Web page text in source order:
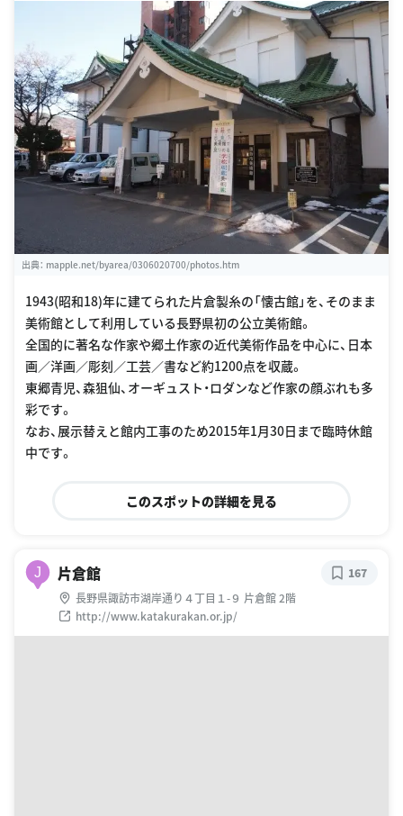
出典： mapple.net/byarea/0306020700/photos.htm
1943(昭和18)年に建てられた片倉製糸の「懐古館」を、そのまま
美術館として利用している長野県初の公立美術館。
全国的に著名な作家や郷土作家の近代美術作品を中心に、日本
画／洋画／彫刻／工芸／書など約1200点を収蔵。
東郷青児、森狙仙、オーギュスト・ロダンなど作家の顔ぶれも多
彩です。
なお、展示替えと館内工事のため2015年1月30日まで臨時休館
中です。
このスポットの詳細を見る
J 片倉館
長野県諏訪市湖岸通り４丁目１-９ 片倉館 2階
http://www.katakurakan.or.jp/
167